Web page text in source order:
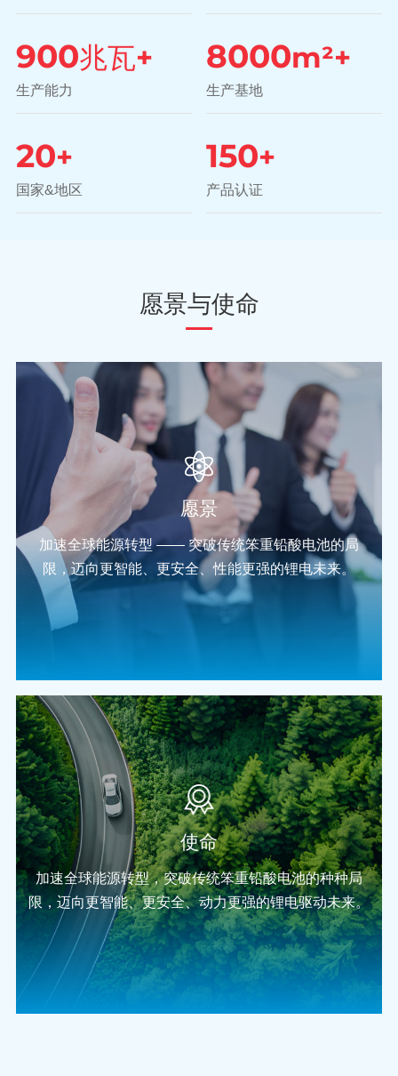
900兆瓦+
生产能力
8000m²+
生产基地
20+
国家&地区
150+
产品认证
愿景与使命
愿景
加速全球能源转型 —— 突破传统笨重铅酸电池的局
限，迈向更智能、更安全、性能更强的锂电未来。
使命
加速全球能源转型，突破传统笨重铅酸电池的种种局
限，迈向更智能、更安全、动力更强的锂电驱动未来。